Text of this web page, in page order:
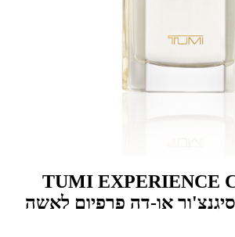
TUMI EXPERIENCE